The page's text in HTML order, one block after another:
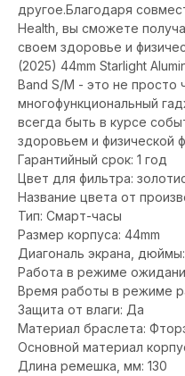
другое.Благодаря
Health, вы сможете
своем здоровье и
(2025) 44mm Starlight
Band S/M - это не просто
многофункциональный
всегда быть в курсе
здоровьем и физической
Гарантийный срок: 1 год
Цвет для фильтра:
Название цвета от
Тип: Смарт-часы
Размер корпуса: 44mm
Диагональ экрана, дюймы:
Работа в режиме
Время работы в режиме
Защита от влаги: Да
Материал браслета:
Основной материал
Длина ремешка, мм: 130